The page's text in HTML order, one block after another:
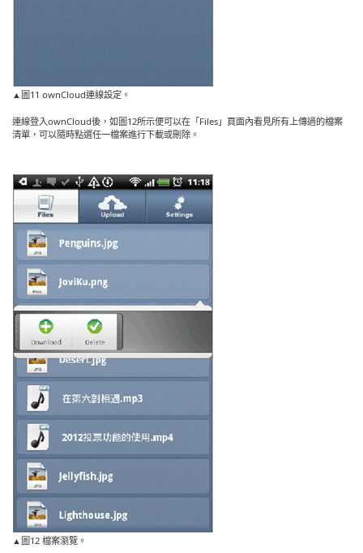
▲圖11 ownCloud連線設定。
連線登入ownCloud後，如圖12所示便可以在「Files」頁面內看見所有上傳過的檔案
清單，可以隨時點選任一檔案進行下載或刪除。
▲圖12 檔案瀏覽。